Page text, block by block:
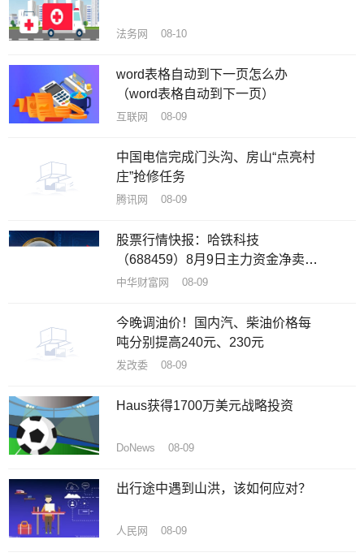
法务网 08-10
word表格自动到下一页怎么办
（word表格自动到下一页）
互联网 08-09
中国电信完成门头沟、房山“点亮村
庄”抢修任务
腾讯网 08-09
股票行情快报：哈铁科技
（688459）8月9日主力资金净卖出
58.64万元
中华财富网 08-09
今晚调油价！国内汽、柴油价格每
吨分别提高240元、230元
发改委 08-09
Haus获得1700万美元战略投资
DoNews 08-09
出行途中遇到山洪，该如何应对？
人民网 08-09